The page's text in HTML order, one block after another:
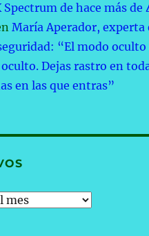
Spectrum de hace más de
María Aperador, experta
“El modo oculto
Dejas rastro en
en las que entras”